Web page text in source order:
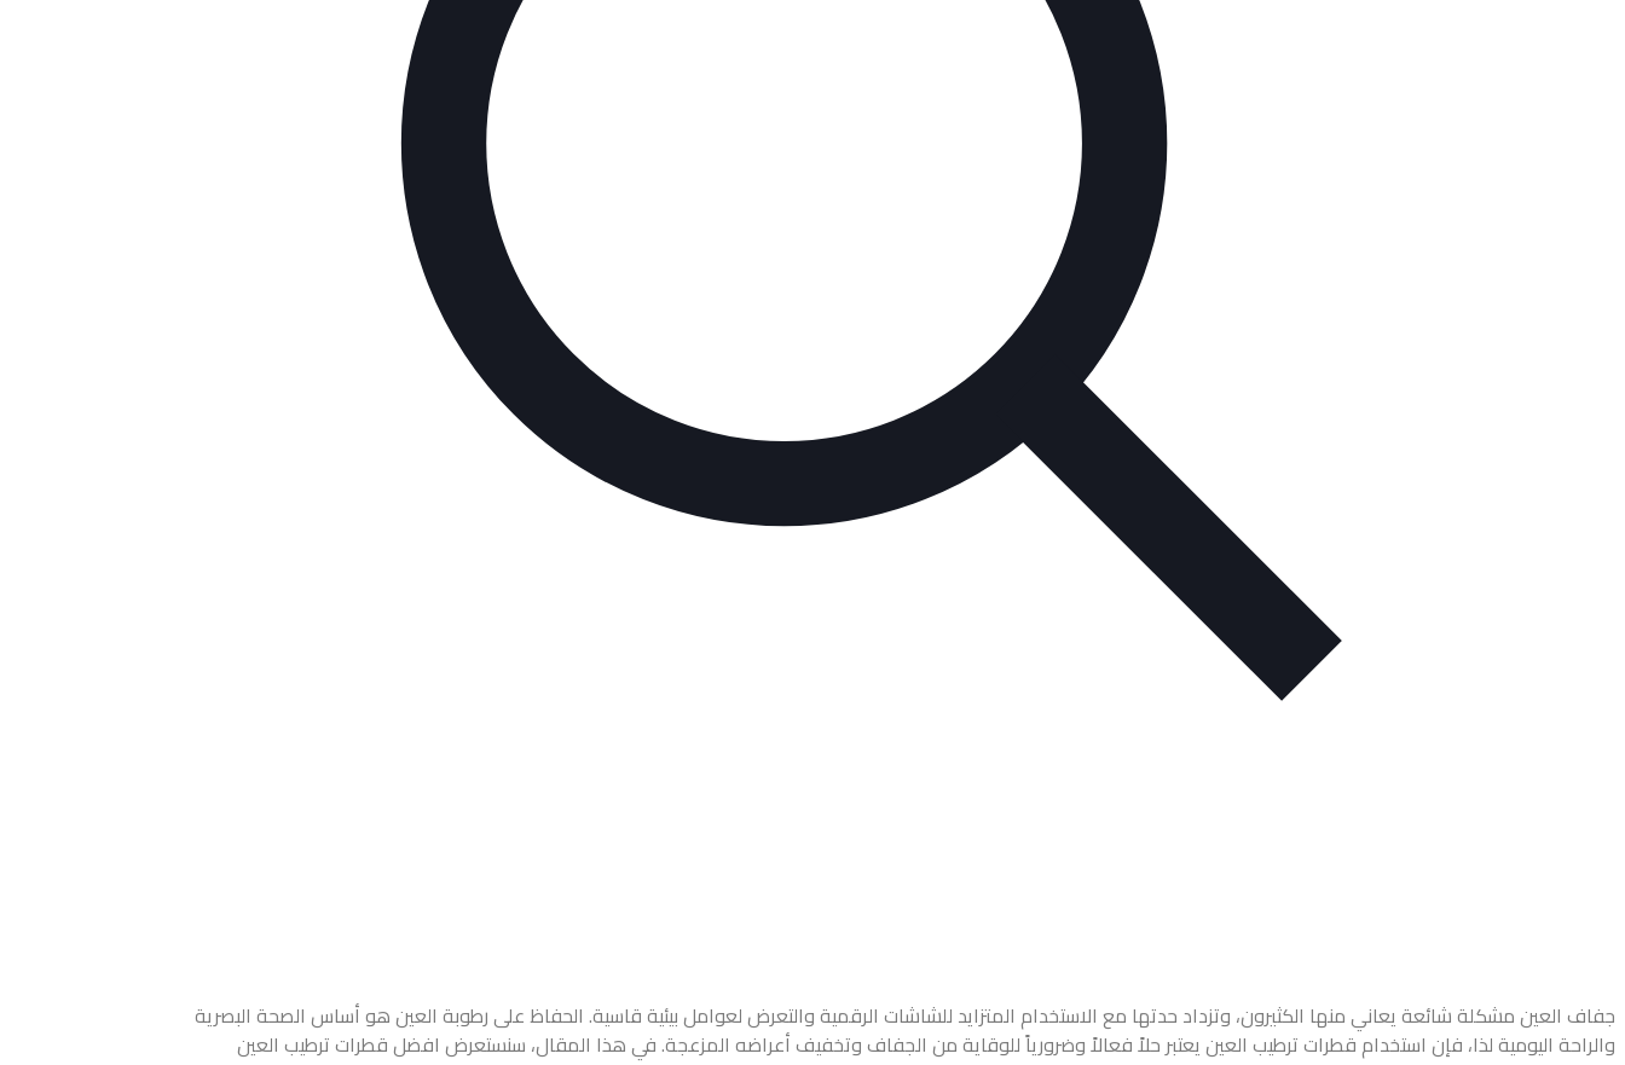
جفاف العين مشكلة شائعة يعاني منها الكثيرون، وتزداد حدتها مع الاستخدام المتزايد للشاشات الرقمية والتعرض لعوامل بيئية قاسية. الحفاظ على رطوبة العين هو أساس الصحة البصرية
والراحة اليومية لذا، فإن استخدام قطرات ترطيب العين يعتبر حلاً فعالاً وضرورياً للوقاية من الجفاف وتخفيف أعراضه المزعجة. في هذا المقال، سنستعرض افضل قطرات ترطيب العين